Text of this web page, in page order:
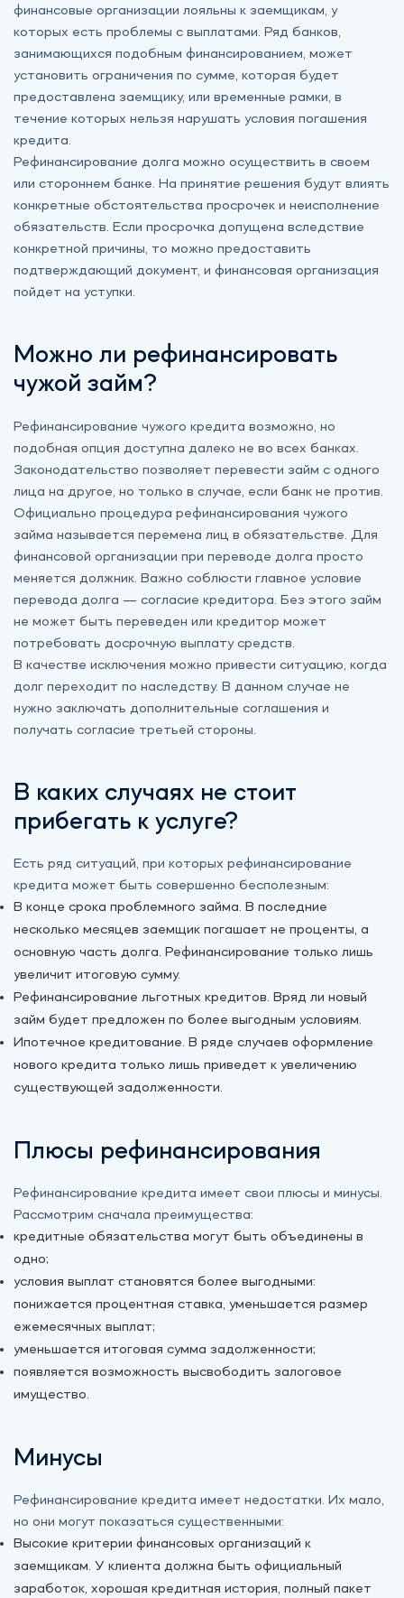
финансовые организации лояльны к заемщикам, у
которых есть проблемы с выплатами. Ряд банков,
занимающихся подобным финансированием, может
установить ограничения по сумме, которая будет
предоставлена заемщику, или временные рамки, в
течение которых нельзя нарушать условия погашения
кредита.
Рефинансирование долга можно осуществить в своем
или стороннем банке. На принятие решения будут влиять
конкретные обстоятельства просрочек и неисполнение
обязательств. Если просрочка допущена вследствие
конкретной причины, то можно предоставить
подтверждающий документ, и финансовая организация
пойдет на уступки.
Можно ли рефинансировать
чужой займ?
Рефинансирование чужого кредита возможно, но
подобная опция доступна далеко не во всех банках.
Законодательство позволяет перевести займ с одного
лица на другое, но только в случае, если банк не против.
Официально процедура рефинансирования чужого
займа называется перемена лиц в обязательстве. Для
финансовой организации при переводе долга просто
меняется должник. Важно соблюсти главное условие
перевода долга — согласие кредитора. Без этого займ
не может быть переведен или кредитор может
потребовать досрочную выплату средств.
В качестве исключения можно привести ситуацию, когда
долг переходит по наследству. В данном случае не
нужно заключать дополнительные соглашения и
получать согласие третьей стороны.
В каких случаях не стоит
прибегать к услуге?
Есть ряд ситуаций, при которых рефинансирование
кредита может быть совершенно бесполезным:
В конце срока проблемного займа. В последние
несколько месяцев заемщик погашает не проценты, а
основную часть долга. Рефинансирование только лишь
увеличит итоговую сумму.
Рефинансирование льготных кредитов. Вряд ли новый
займ будет предложен по более выгодным условиям.
Ипотечное кредитование. В ряде случаев оформление
нового кредита только лишь приведет к увеличению
существующей задолженности.
Плюсы рефинансирования
Рефинансирование кредита имеет свои плюсы и минусы.
Рассмотрим сначала преимущества:
кредитные обязательства могут быть объединены в
одно;
условия выплат становятся более выгодными:
понижается процентная ставка, уменьшается размер
ежемесячных выплат;
уменьшается итоговая сумма задолженности;
появляется возможность высвободить залоговое
имущество.
Минусы
Рефинансирование кредита имеет недостатки. Их мало,
но они могут показаться существенными:
Высокие критерии финансовых организаций к
заемщикам. У клиента должна быть официальный
заработок, хорошая кредитная история, полный пакет